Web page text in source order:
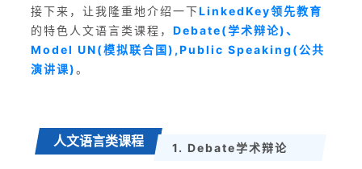
接下来，让我隆重地介绍一下LinkedKey领先教育
的特色人文语言类课程，Debate(学术辩论)、
Model UN(模拟联合国),Public Speaking(公共
演讲课)。
人文语言类课程 1. Debate学术辩论